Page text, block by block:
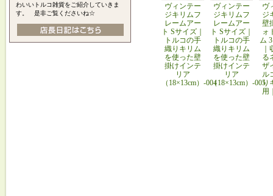
わいいトルコ雑貨をご紹介していきま
す。 是非ご覧くださいね☆
ヴィンテー
ジキリムフ
レームアー
ト Sサイズ｜
トルコの手
織りキリム
を使った壁
掛けインテ
リア
（18×13cm）-004
ヴィンテー
ジキリムフ
レームアー
ト Sサイズ｜
トルコの手
織りキリム
を使った壁
掛けインテ
リア
（18×13cm）-005
ヴ
ジ
壁
ォ
ム
る
ザ
ル
り
用